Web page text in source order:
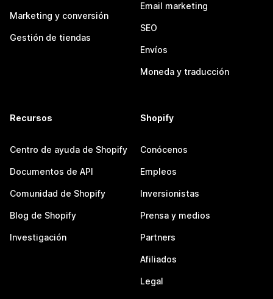
Marketing y conversión
Gestión de tiendas
Email marketing
SEO
Envíos
Moneda y traducción
Recursos
Centro de ayuda de Shopify
Documentos de API
Comunidad de Shopify
Blog de Shopify
Investigación
Shopify
Conócenos
Empleos
Inversionistas
Prensa y medios
Partners
Afiliados
Legal